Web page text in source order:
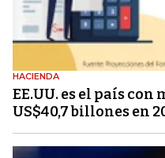
HACIENDA
EE.UU. es el país
US$40,7 billones en